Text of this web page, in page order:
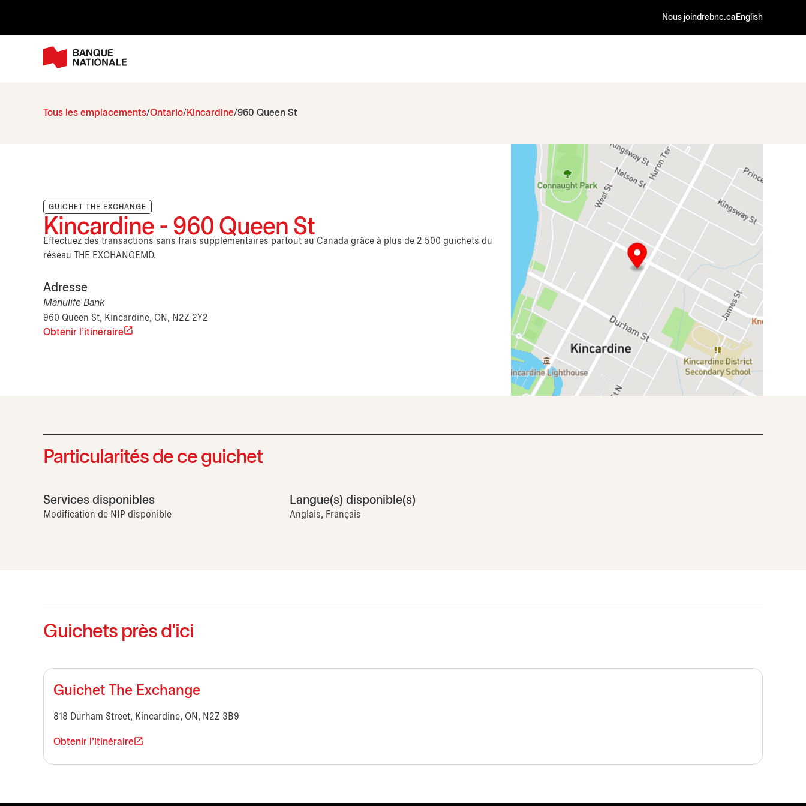
Nous joindrebnc.ca English
Tous les emplacements Ontario Kincardine 960 Queen St
GUICHET THE EXCHANGE
Kincardine - 960 Queen St
Effectuez des transactions sans frais supplémentaires partout au Canada grâce à plus de 2 500 guichets du
réseau THE EXCHANGEMD.
Adresse
Manulife Bank
960 Queen St, Kincardine, ON, N2Z 2Y2
Obtenir l'itinéraire
Particularités de ce guichet
Services disponibles
Modification de NIP disponible
Langue(s) disponible(s)
Anglais, Français
Guichets près d'ici
Guichet The Exchange
818 Durham Street, Kincardine, ON, N2Z 3B9
Obtenir l'itinéraire